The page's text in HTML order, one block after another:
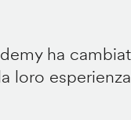
ha
loro